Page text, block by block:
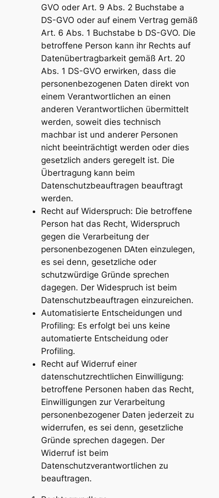
GVO oder Art. 9 Abs. 2 Buchstabe a
DS-GVO oder auf einem Vertrag gemäß
Art. 6 Abs. 1 Buchstabe b DS-GVO. Die
betroffene Person kann ihr Rechts auf
Datenübertragbarkeit gemäß Art. 20
Abs. 1 DS-GVO erwirken, dass die
personenbezogenen Daten direkt von
einem Verantwortlichen an einen
anderen Verantwortlichen übermittelt
werden, soweit dies technisch
machbar ist und anderer Personen
nicht beeinträchtigt werden oder dies
gesetzlich anders geregelt ist. Die
Übertragung kann beim
Datenschutzbeauftragen beauftragt
werden.
Recht auf Widerspruch: Die betroffene
Person hat das Recht, Widerspruch
gegen die Verarbeitung der
personenbezogenen DAten einzulegen,
es sei denn, gesetzliche oder
schutzwürdige Gründe sprechen
dagegen. Der Widespruch ist beim
Datenschutzbeauftragen einzureichen.
Automatisierte Entscheidungen und
Profiling: Es erfolgt bei uns keine
automatierte Entscheidung oder
Profiling.
Recht auf Widerruf einer
datenschutzrechtlichen Einwilligung:
betroffene Personen haben das Recht,
Einwilligungen zur Verarbeitung
personenbezogener Daten jederzeit zu
widerrufen, es sei denn, gesetzliche
Gründe sprechen dagegen. Der
Widerruf ist beim
Datenschutzverantwortlichen zu
beauftragen.